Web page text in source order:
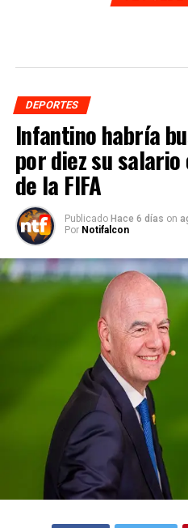
DEPORTES
Infantino habría
por diez su
de la FIFA
Publicado Hace 6 días on
Por Notifalcon